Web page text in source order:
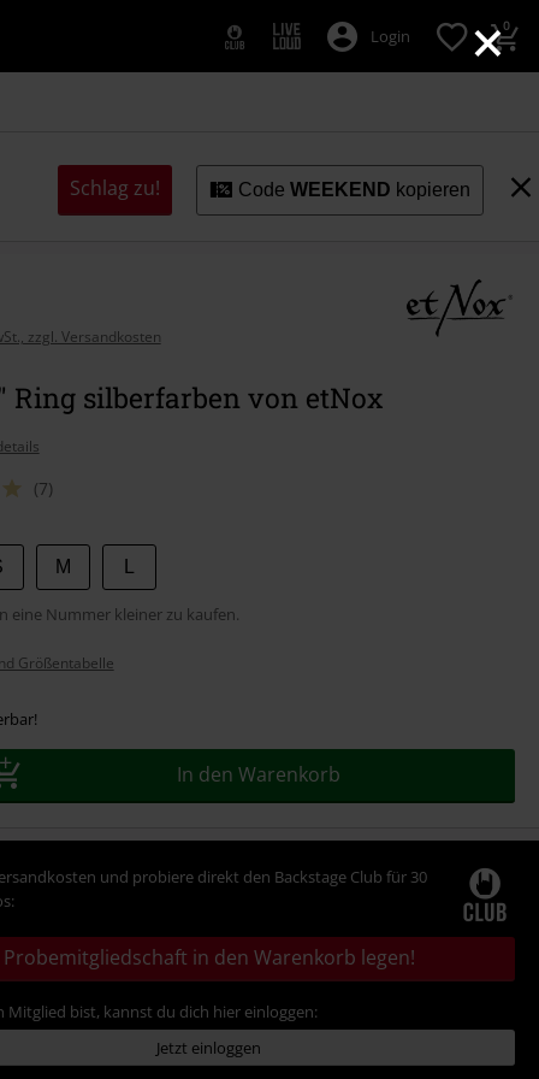
×
Login 0
Schlag zu! CodeWEEKEND kopieren
zzgl. Versandkosten
Ring silberfarben von etNox
(7)
M
eine Nummer kleiner zu kaufen.
Größentabelle
In den Warenkorb
und probiere direkt den Backstage Club für 30
Probemitgliedschaft in den Warenkorb legen!
Mitglied bist, kannst du dich hier einloggen:
Jetzt einloggen